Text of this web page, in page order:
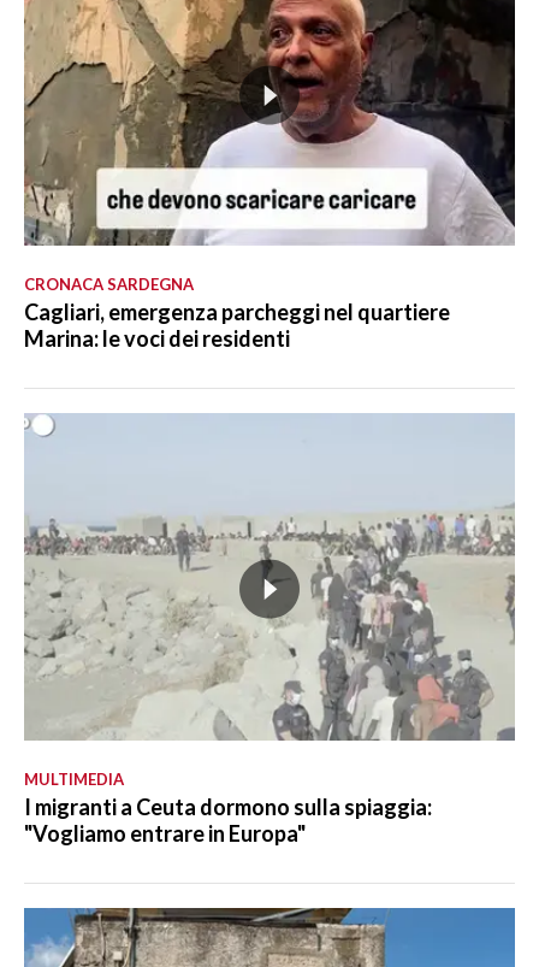
CRONACA SARDEGNA
Cagliari, emergenza parcheggi nel quartiere
Marina: le voci dei residenti
MULTIMEDIA
I migranti a Ceuta dormono sulla spiaggia:
"Vogliamo entrare in Europa"